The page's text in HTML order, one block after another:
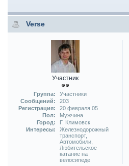
Verse
Участник
Группа:
Участники
Сообщений:
203
Регистрация:
20 февраля 05
Пол:
Мужчина
Город:
Г. Климовск
Интересы:
Железнодорожный
транспорт,
Автомобили,
Любительское
катание на
велосипеде